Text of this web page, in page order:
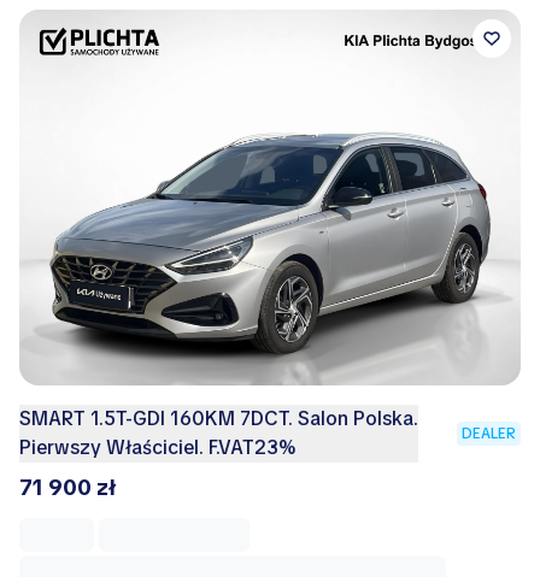
SMART 1.5T-GDI 160KM 7DCT. Salon Polska.
Pierwszy Właściciel. F.VAT23%
DEALER
71 900 zł